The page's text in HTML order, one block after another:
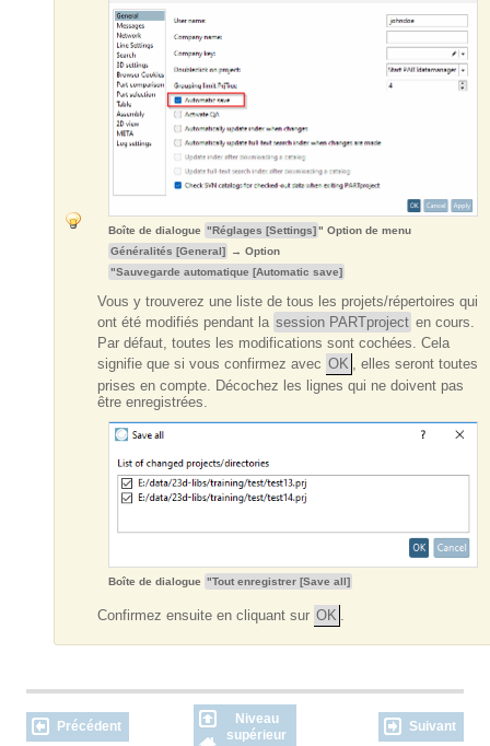
Boîte de dialogue "Réglages [Settings] " Option de menu
Généralités [General]
→ Option
"Sauvegarde automatique [Automatic save]
Vous y trouverez une liste de tous les projets/répertoires qui
ont été modifiés pendant la session PARTproject en cours.
Par défaut, toutes les modifications sont cochées. Cela
signifie que si vous confirmez avec OK , elles seront toutes
prises en compte. Décochez les lignes qui ne doivent pas
être enregistrées.
Boîte de dialogue "Tout enregistrer [Save all]
Confirmez ensuite en cliquant sur OK
Précédent
Niveau
supérieur
Suivant